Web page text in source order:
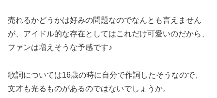
売れるかどうかは好みの問題なのでなんとも言えません
が、アイドル的な存在としてはこれだけ可愛いのだから、
ファンは増えそうな予感です♪
歌詞については16歳の時に自分で作詞したそうなので、
文才も光るものがあるのではないでしょうか。